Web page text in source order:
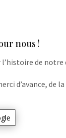
nous !
de
d’avance, de